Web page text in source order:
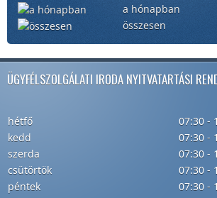
a hónapban
összesen
ÜGYFÉLSZOLGÁLATI IRODA NYITVATARTÁSI
hétfő
07:30 -
kedd
07:30 -
szerda
07:30 -
csütörtök
07:30 -
péntek
07:30 -